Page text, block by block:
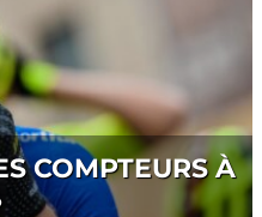
COMPTEURS À